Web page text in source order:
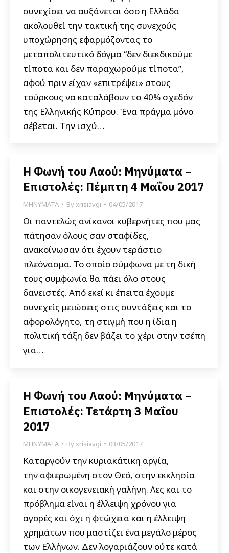
συνεχίσει να αυξάνεται όσο η Ελλάδα
ακολουθεί την τακτική της συνεχούς
υποχώρησης εφαρμόζοντας το
μεταπολιτευτικό δόγμα “δεν διεκδικούμε
τίποτα και δεν παραχωρούμε τίποτα”,
αφού πριν είχαν «επιτρέψει» στους
τούρκους να καταλάβουν το 40% σχεδόν
της Ελληνικής Κύπρου. Ένα πράγμα μόνο
σέβεται. Την ισχύ…
Η Φωνή του Λαού: Μηνύματα –
Επιστολές: Πέμπτη 4 Μαΐου 2017
ΜΗΝΥΜΑΤΑ Byxrisiavgi 04/05/2017
Οι παντελώς ανίκανοι κυβερνήτες που μας
πάτησαν όλους σαν σταφίδες,
ανακοίνωσαν ότι έχουν τεράστιο
πλεόνασμα. Το οποίο σύμφωνα με τη δική
τους συμφωνία θα πάει όλο στους
δανειστές. Από εκεί κι έπειτα έχουμε
συνεχείς μειώσεις στις συντάξεις και το
αφορολόγητο, τη στιγμή που η ίδια η
πολιτική τάξη δεν βάζει το χέρι στην τσέπη
για…
Η Φωνή του Λαού: Μηνύματα –
Επιστολές: Τετάρτη 3 Μαΐου
2017
ΜΗΝΥΜΑΤΑ Byxrisiavgi 03/05/2017
Καταργούν την κυριακάτικη αργία,
την αφιερωμένη στον Θεό, στην εκκλησία
και στην οικογενειακή γαλήνη. Λες και το
πρόβλημα είναι η έλλειψη χρόνου για
αγορές και όχι η φτώχεια και η έλλειψη
χρημάτων που μαστίζει ένα μεγάλο μέρος
των Ελλήνων. Δεν λογαριάζουν ούτε κατά